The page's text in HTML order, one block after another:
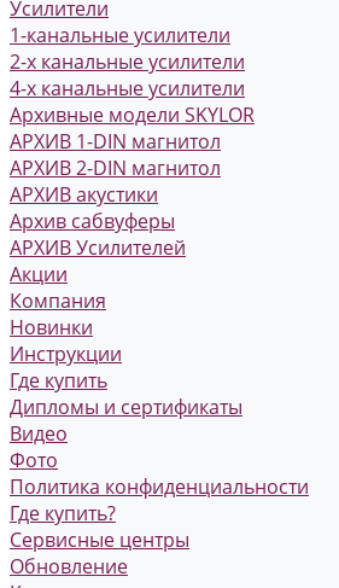
Усилители
1-канальные усилители
2-х канальные усилители
4-х канальные усилители
Архивные модели SKYLOR
АРХИВ 1-DIN магнитол
АРХИВ 2-DIN магнитол
АРХИВ акустики
Архив сабвуферы
АРХИВ Усилителей
Акции
Компания
Новинки
Инструкции
Где купить
Дипломы и сертификаты
Видео
Фото
Политика конфиденциальности
Где купить?
Сервисные центры
Обновление